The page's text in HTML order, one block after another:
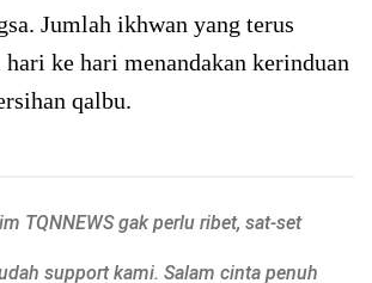
Jumlah ikhwan yang terus
ke hari menandakan kerinduan
qalbu.
TQNNEWS gak perlu ribet, sat-set
support kami. Salam cinta penuh